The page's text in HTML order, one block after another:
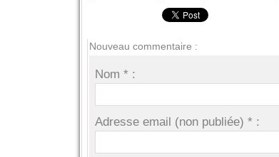
Nouveau commentaire :
Nom * :
Adresse email (non publiée) * :